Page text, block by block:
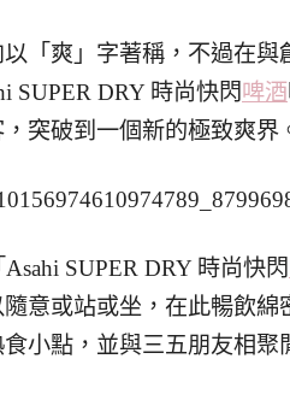
「爽」字著稱，不過在與
SUPER DRY 時尚快閃啤酒
突破到一個新的極致爽界
SUPER DRY 時尚快閃
意或站或坐，在此暢飲綿
小點，並與三五朋友相